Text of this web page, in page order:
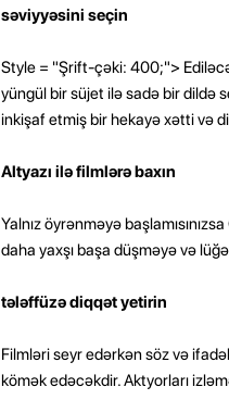
səviyyəsini seçin
Style = "Şrift-çəki: 400;">
yüngül bir süjet ilə sadə bir dildə
inkişaf etmiş bir hekayə xətti və
Altyazı ilə filmlərə baxın
Yalnız öyrənməyə
daha yaxşı başa düşməyə və
tələffüzə diqqət yetirin
Filmləri seyr edərkən söz və
kömək edəcəkdir. Aktyorları